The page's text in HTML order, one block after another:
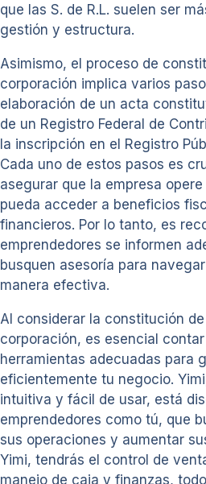
que las S. de R.L. suelen ser
gestión y estructura.
Asimismo, el proceso de
corporación implica varios
elaboración de un acta
de un Registro Federal de
la inscripción en el Registro
Cada uno de estos pasos es
asegurar que la empresa
pueda acceder a beneficios
financieros. Por lo tanto, es
emprendedores se informen
busquen asesoría para
manera efectiva.
Al considerar la constitución
corporación, es esencial
herramientas adecuadas para
eficientemente tu negocio.
intuitiva y fácil de usar, está
emprendedores como tú, que
sus operaciones y aumentar
Yimi, tendrás el control de
manejo de caja y finanzas,